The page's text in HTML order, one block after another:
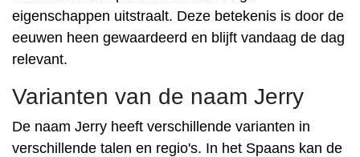
eigenschappen uitstraalt. Deze betekenis is door de
eeuwen heen gewaardeerd en blijft vandaag de dag
relevant.
Varianten van de naam Jerry
De naam Jerry heeft verschillende varianten in
verschillende talen en regio's. In het Spaans kan de